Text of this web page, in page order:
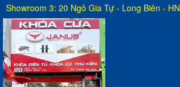
Showroom 3: 20 Ngô Gia Tự - Long Biên - HN